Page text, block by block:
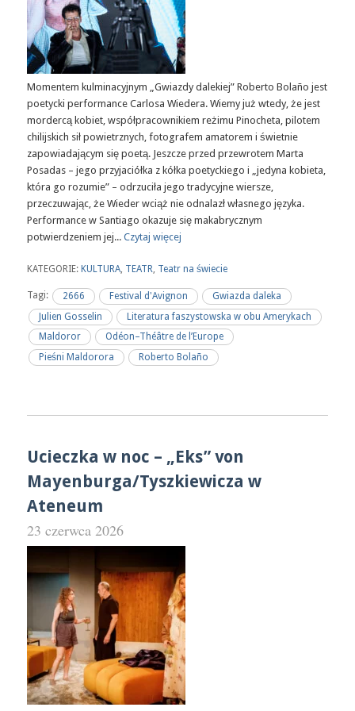
Momentem kulminacyjnym „Gwiazdy dalekiej” Roberto Bolaño jest
poetycki performance Carlosa Wiedera. Wiemy już wtedy, że jest
mordercą kobiet, współpracownikiem reżimu Pinocheta, pilotem
chilijskich sił powietrznych, fotografem amatorem i świetnie
zapowiadającym się poetą. Jeszcze przed przewrotem Marta
Posadas – jego przyjaciółka z kółka poetyckiego i „jedyna kobieta,
która go rozumie” – odrzuciła jego tradycyjne wiersze,
przeczuwając, że Wieder wciąż nie odnalazł własnego języka.
Performance w Santiago okazuje się makabrycznym
potwierdzeniem jej... Czytaj więcej
KATEGORIE: KULTURA, TEATR, Teatr na świecie
Tagi: 2666 Festival d'Avignon
Gwiazda daleka
Julien Gosselin
Literatura faszystowska w obu Amerykach
Maldoror
Odéon–Théâtre de l’Europe
Pieśni Maldorora
Roberto Bolaño
Ucieczka w noc – „Eks” von
Mayenburga/Tyszkiewicza w
Ateneum
23 czerwca 2026